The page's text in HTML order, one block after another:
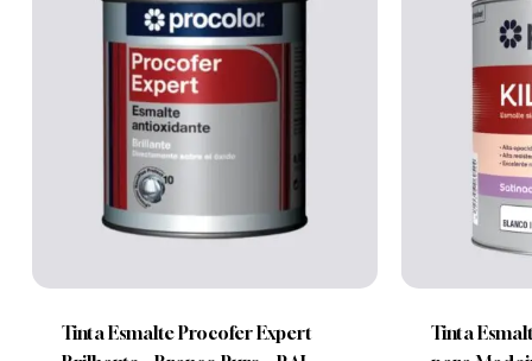
multiple
Tinta Esmalte Procofer Expert
multiple
Tinta